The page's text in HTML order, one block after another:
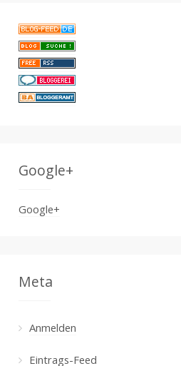
Google+
Google+
Meta
Anmelden
Eintrags-Feed